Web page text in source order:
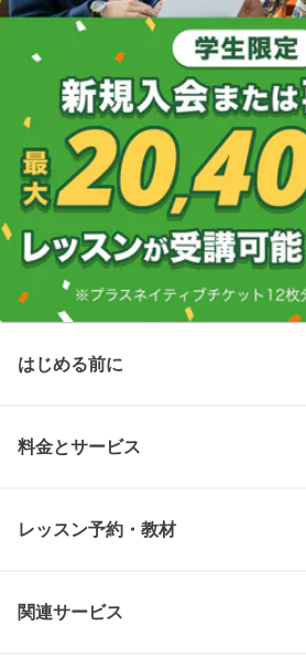
はじめる前に
料金とサービス
レッスン予約・教材
関連サービス